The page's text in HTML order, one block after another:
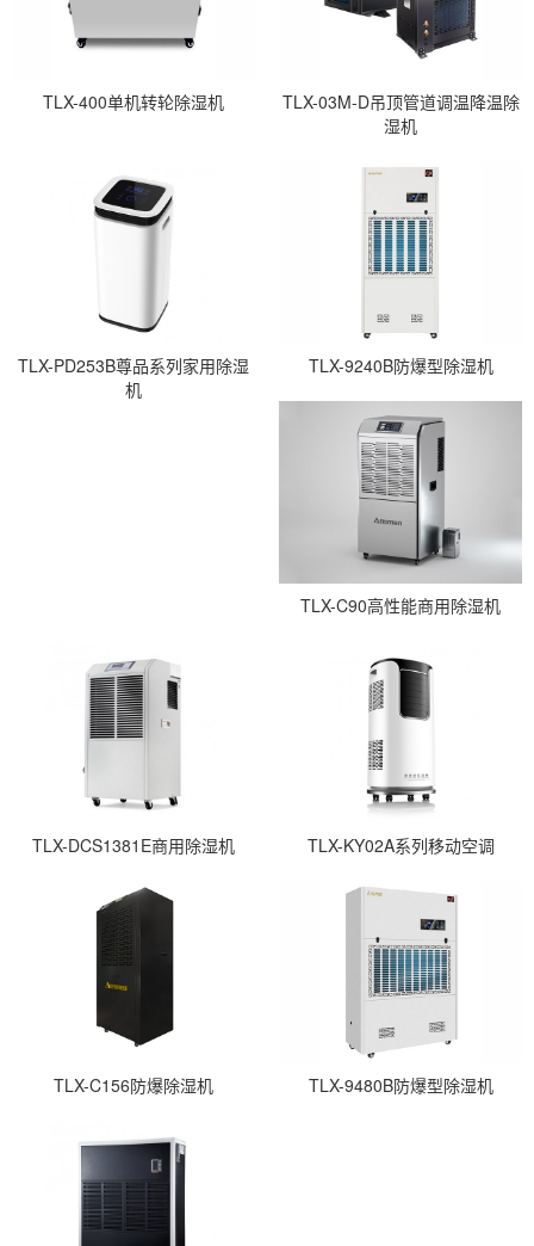
TLX-400单机转轮除湿机
TLX-03M-D吊顶管道调温降温除
湿机
TLX-PD253B尊品系列家用除湿
机
TLX-9240B防爆型除湿机
TLX-C90高性能商用除湿机
TLX-DCS1381E商用除湿机 TLX-KY02A系列移动空调
TLX-C156防爆除湿机 TLX-9480B防爆型除湿机